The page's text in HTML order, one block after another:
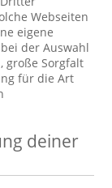
Webseiten
eigene
der Auswahl
große Sorgfalt
für die Art
deiner